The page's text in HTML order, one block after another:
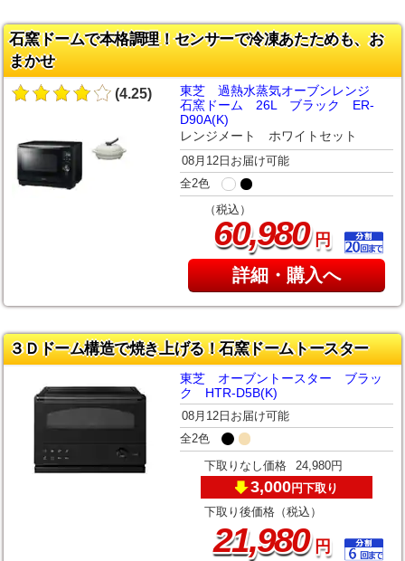
石窯ドームで本格調理！センサーで冷凍あたためも、お
まかせ
(4.25)
東芝 過熱水蒸気オーブンレンジ
石窯ドーム 26L ブラック ER-
D90A(K)
レンジメート ホワイトセット
08月12日お届け可能
全2色
（税込）
60,980円
詳細・購入へ
３Ｄドーム構造で焼き上げる！石窯ドームトースター
東芝 オーブントースター ブラッ
ク HTR-D5B(K)
08月12日お届け可能
全2色
下取りなし価格 24,980円
3,000円下取り
下取り後価格（税込）
21,980円